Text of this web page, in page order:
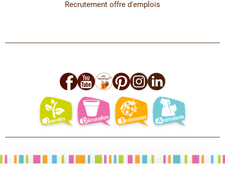
Recrutement offre d'emplois
facebookyoutube
leo pinterestinstagram
linkedin
jardin deco environnementanimalerie